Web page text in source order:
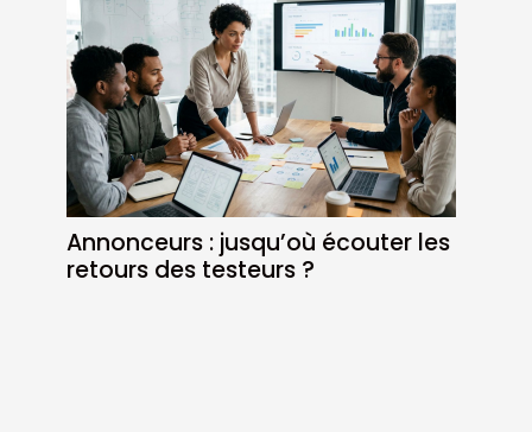
Annonceurs : jusqu’où écouter les
retours des testeurs ?